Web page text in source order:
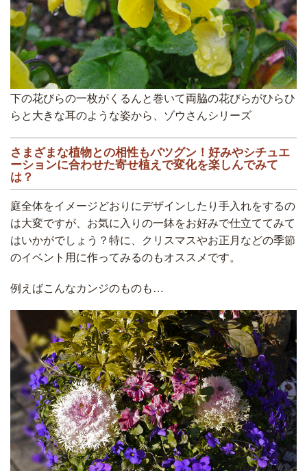
下の花びらの一枚がくるんと巻いて両脇の花びらがひらひ
らと大きな耳のような姿から、ゾウさんシリーズ
さまざまな植物との相性もバツグン！好みやシチュエ
ーションに合わせた寄せ植えで変化を楽しんでみて
は？
庭全体をイメージどおりにデザインしたり手入れをするの
は大変ですが、お気に入りの一鉢をお好みで仕立ててみて
はいかがでしょう？特に、クリスマスやお正月などの季節
のイベント用に作ってみるのもオススメです。
例えばこんなカンジのものも…